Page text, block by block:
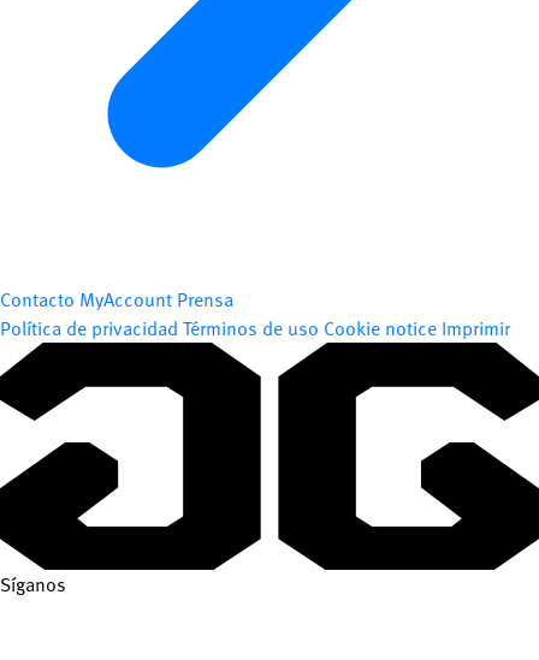
Contacto MyAccount Prensa
Política de privacidad Términos de uso Cookie notice Imprimir
Síganos